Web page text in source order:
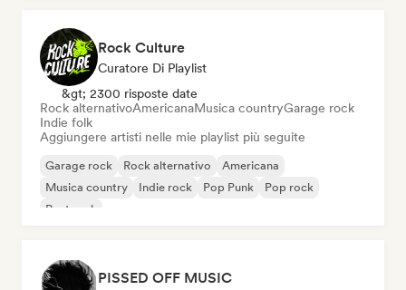
Rock Culture
Curatore Di Playlist
&gt; 2300 risposte date
Rock alternativoAmericanaMusica countryGarage rock
Indie folk
Aggiungere artisti nelle mie playlist più seguite
Garage rock Rock alternativo
Americana
Musica country
Indie rock Pop Punk
Pop rock
Post rock
PISSED OFF MUSIC